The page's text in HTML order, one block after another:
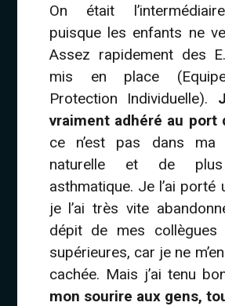
On était
puisque les enfants ne
Assez rapidement des
mis en place
Protection Individuelle).
vraiment adhéré au port
ce n’est pas dans ma
naturelle et de
asthmatique. Je l’ai porté
je l’ai très vite
dépit de mes
supérieures, car je ne
cachée. Mais j’ai tenu
mon sourire aux gens,